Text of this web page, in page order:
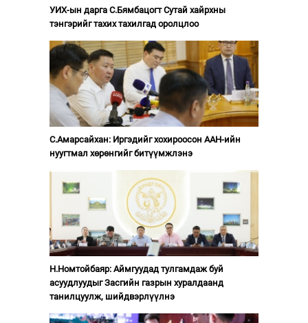
УИХ-ын дарга С.Бямбацогт Сутай хайрхны
тэнгэрийг тахих тахилгад оролцлоо
С.Амарсайхан: Иргэдийг хохироосон ААН-ийн
нуугтмал хөрөнгийг битүүмжлэнэ
Н.Номтойбаяр: Аймгуудад тулгамдаж буй
асуудлуудыг Засгийн газрын хуралдаанд
танилцуулж, шийдвэрлүүлнэ